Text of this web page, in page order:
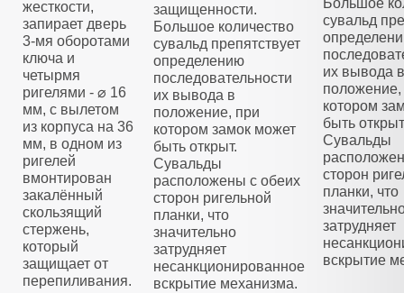
жесткости,
запирает дверь
3-мя оборотами
ключа и
четырмя
ригелями - ⌀ 16
мм, с вылетом
из корпуса на 36
мм, в одном из
ригелей
вмонтирован
закалённый
скользящий
стержень,
который
защищает от
перепиливания.
защищенности.
Большое количество
сувальд препятствует
определению
последовательности
их вывода в
положение, при
котором замок может
быть открыт.
Сувальды
расположены с обеих
сторон ригельной
планки, что
значительно
затрудняет
несанкционированное
вскрытие механизма.
Большое
сувальд
их вывода в
положение,
котором
быть
Сувальды
сторон
планки, что
затрудняет
вскрытие